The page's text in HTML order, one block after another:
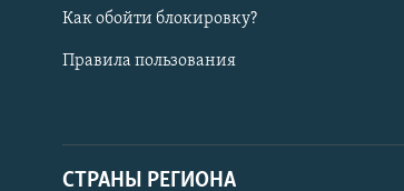
Как обойти блокировку?
Правила пользования
СТРАНЫ РЕГИОНА